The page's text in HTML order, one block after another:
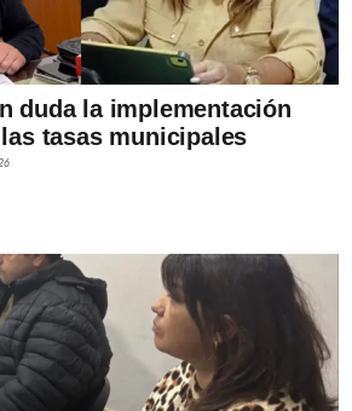
duda la implementación
tasas municipales